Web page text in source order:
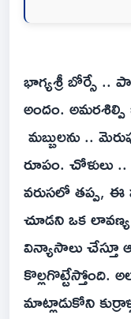
భాగ్యశ్రీ బోర్సే ..
అందం.
మబ్బులను ..
రూపం. చోళులు
వరుసలో తప్ప,
చూడని ఒక
విన్యాసాలు
కొల్లగొట్టేస్తోంది.
మాట్లాడుకోని